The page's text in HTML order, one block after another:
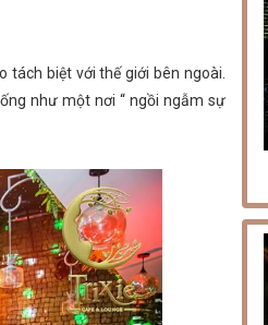
biệt với thế giới bên ngoài.
như một nơi “ ngồi ngẫm sự